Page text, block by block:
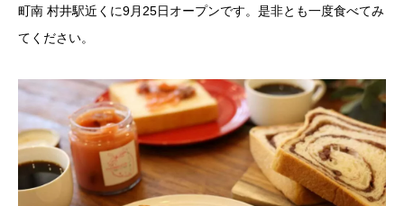
町南 村井駅近くに9月25日オープンです。是非とも一度食べてみ
てください。